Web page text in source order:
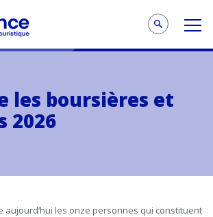
les boursières et
2026
aujourd’hui les onze personnes qui constituent